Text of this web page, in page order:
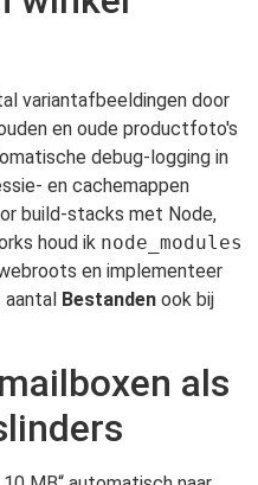
variantafbeeldingen door
en oude productfoto's
debug-logging in
en cachemappen
build-stacks met Node,
houd ik node_modules
en implementeer
Bestanden ook bij
als